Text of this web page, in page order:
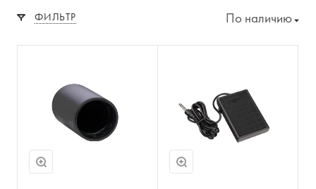
ФИЛЬТР По наличию